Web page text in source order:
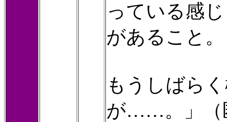
っている感
があること。
もうしばら
が……。」（